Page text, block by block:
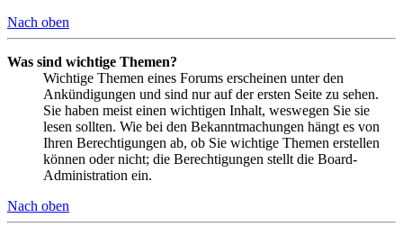
Nach oben
Was sind wichtige Themen?
Wichtige Themen eines Forums erscheinen unter den
Ankündigungen und sind nur auf der ersten Seite zu sehen.
Sie haben meist einen wichtigen Inhalt, weswegen Sie sie
lesen sollten. Wie bei den Bekanntmachungen hängt es von
Ihren Berechtigungen ab, ob Sie wichtige Themen erstellen
können oder nicht; die Berechtigungen stellt die Board-
Administration ein.
Nach oben